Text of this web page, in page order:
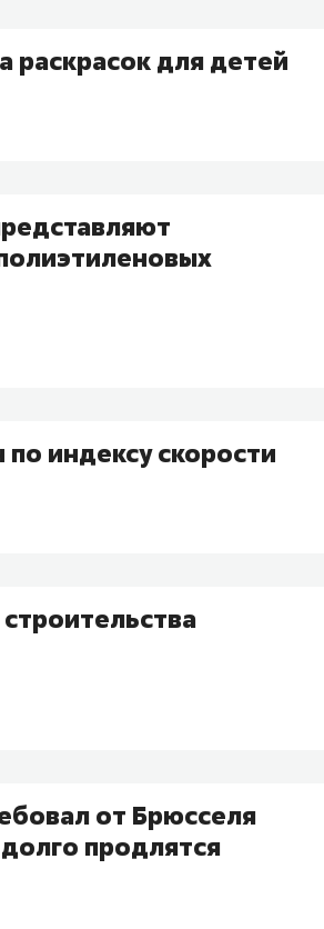
раскрасок для детей
индексу скорости
от Брюсселя
продлятся